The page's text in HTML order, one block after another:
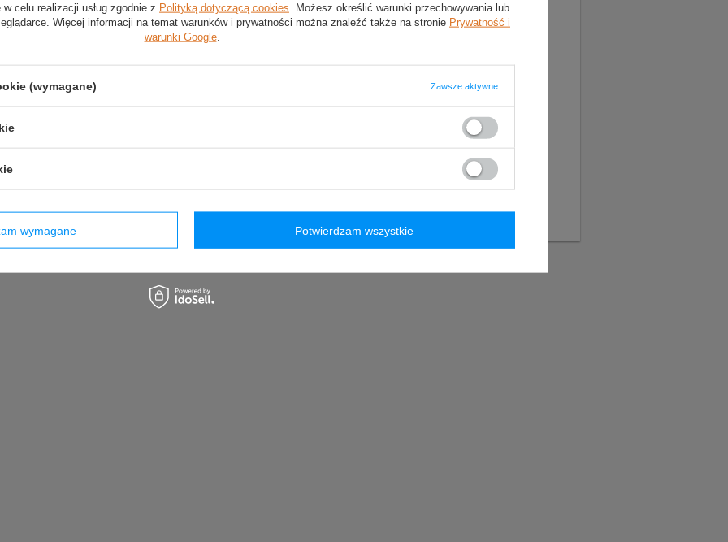
jak tylko będzie to możliwe.
Pytanie:
pola oznaczone - - są wymagane
celu realizacji usług zgodnie z Polityką dotyczącą cookies . Możesz określić warunki przechowywania lub
Więcej informacji na temat warunków i prywatności można znaleźć także na stronie Prywatność i
warunki Google.
(wymagane) Zawsze aktywne
wymagane Potwierdzam wszystkie